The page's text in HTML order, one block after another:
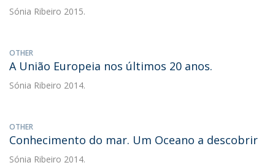
Sónia Ribeiro 2015.
OTHER
A União Europeia nos últimos 20 anos.
Sónia Ribeiro 2014.
OTHER
Conhecimento do mar. Um Oceano a descobrir
Sónia Ribeiro 2014.